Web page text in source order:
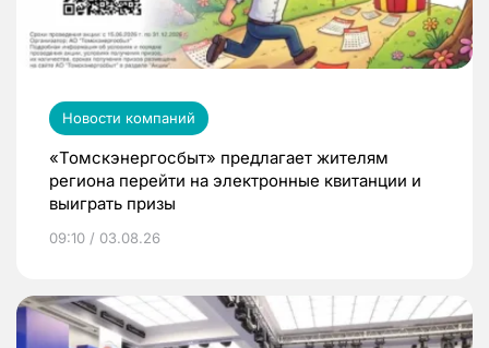
Новости компаний
«Томскэнергосбыт» предлагает жителям
региона перейти на электронные квитанции и
выиграть призы
09:10 / 03.08.26